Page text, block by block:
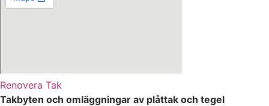
Renovera Tak
Takbyten och omläggningar av plåttak och tegel